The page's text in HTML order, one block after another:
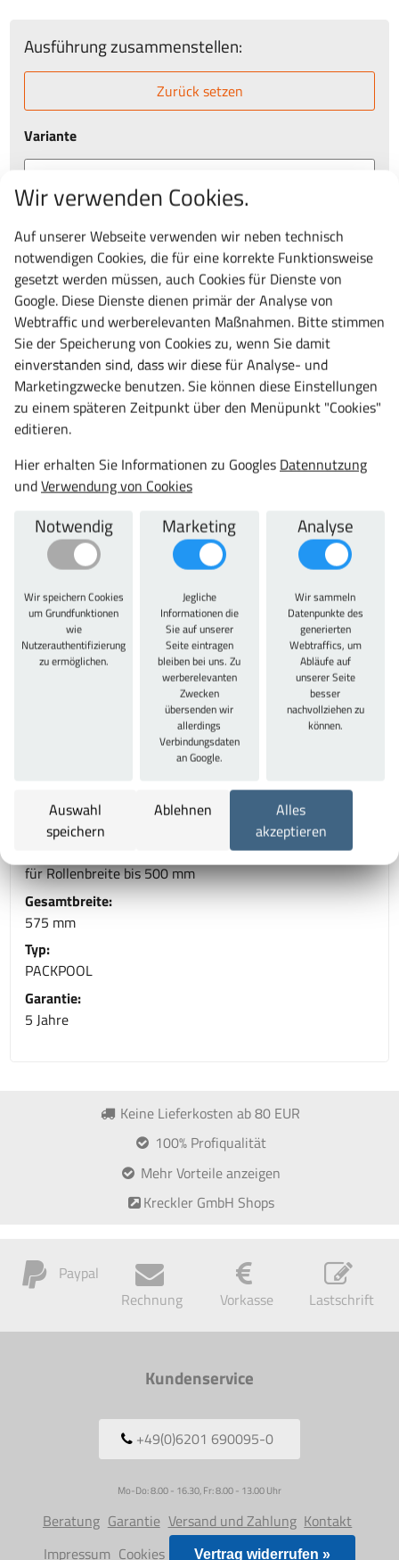
Ausführung zusammenstellen:
Zurück setzen
Variante
575 825 1075
Artikelnummer:AS1241
Lieferung:i.d.R.48 Stunden frei Bordsteinkante
92,50 €
110,08 € inkl. MwSt.
St.
Artikelbeschreibung
Artikelbeschreibung
Zur Befestigung an Ablage-Konsole. Ø = 18 mm, aus Alu-
Profil, Seitenteile anthrazit. Abreißleiste mit glattem
Messer für Packpapier oder mit gezahntem Messer für
Folien wählbar. Auslieferung erfolgt innerhalb 48-Std
Service, in Handelsüblichen Mengen, (ohne
Wochenende), z. B. Montag bestellen - Mittwoch Versand
Technische Daten
für Rollenbreite bis 500 mm
Gesamtbreite:
575 mm
Typ:
PACKPOOL
Garantie:
5 Jahre
Keine Lieferkosten ab 80 EUR
100% Profiqualität
Mehr Vorteile anzeigen
Kreckler GmbH Shops
Paypal
Rechnung
Vorkasse Lastschrift
Kundenservice
+49(0)6201 690095-0
Mo-Do: 8.00 - 16.30, Fr: 8.00 - 13.00 Uhr
Beratung Garantie Versand und Zahlung Kontakt
Impressum Cookies Vertrag widerrufen »
Wir verwenden Cookies.
Auf unserer Webseite verwenden wir neben technisch
notwendigen Cookies, die für eine korrekte Funktionsweise
gesetzt werden müssen, auch Cookies für Dienste von
Google. Diese Dienste dienen primär der Analyse von
Webtraffic und werberelevanten Maßnahmen. Bitte stimmen
Sie der Speicherung von Cookies zu, wenn Sie damit
einverstanden sind, dass wir diese für Analyse- und
Marketingzwecke benutzen. Sie können diese Einstellungen
zu einem späteren Zeitpunkt über den Menüpunkt "Cookies"
editieren.
Hier erhalten Sie Informationen zu Googles Datennutzung
undVerwendung von Cookies
Notwendig
Wir speichern Cookies
um Grundfunktionen
wie
Nutzerauthentifizierung
zu ermöglichen.
Marketing
Jegliche
Informationen die
Sie auf unserer
Seite eintragen
bleiben bei uns. Zu
werberelevanten
Zwecken
übersenden wir
allerdings
Verbindungsdaten
an Google.
Analyse
Wir sammeln
Datenpunkte des
generierten
Webtraffics, um
Abläufe auf
unserer Seite
besser
nachvollziehen zu
können.
Auswahl
speichern
Ablehnen
Alles
akzeptieren